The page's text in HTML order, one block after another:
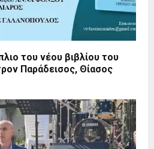
του νέου βιβλίου του
Παράδεισος, Θίασος